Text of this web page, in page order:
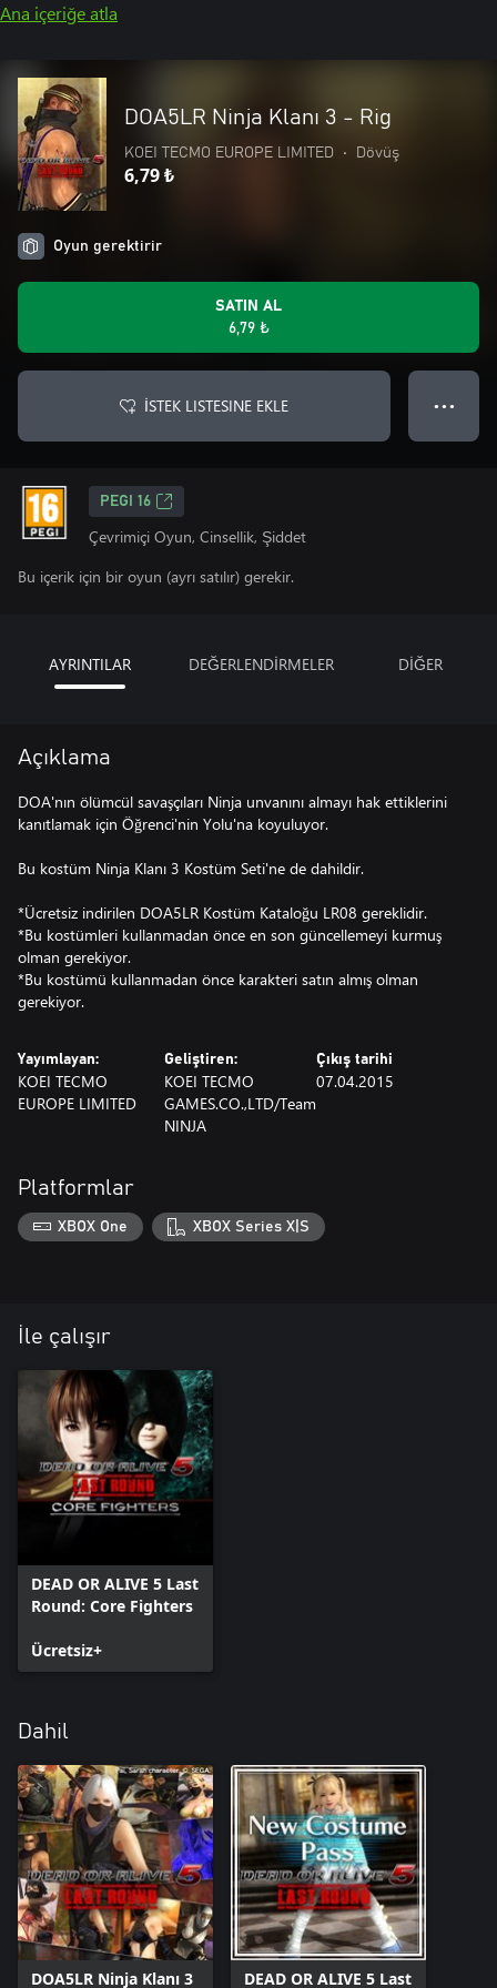
Ana içeriğe atla
DOA5LR Ninja Klanı 3 - Rig
KOEI TECMO EUROPE LIMITED • Dövüş
6,79 ₺
Oyun gerektirir
SATIN AL
6,79 ₺
İSTEK LISTESINE EKLE ● ● ●
PEGI 16
Çevrimiçi Oyun, Cinsellik, Şiddet
Bu içerik için bir oyun (ayrı satılır) gerekir.
AYRINTILAR DEĞERLENDİRMELER DİĞER
Açıklama
DOA'nın ölümcül savaşçıları Ninja unvanını almayı hak ettiklerini
kanıtlamak için Öğrenci'nin Yolu'na koyuluyor.
Bu kostüm Ninja Klanı 3 Kostüm Seti'ne de dahildir.
*Ücretsiz indirilen DOA5LR Kostüm Kataloğu LR08 gereklidir.
*Bu kostümleri kullanmadan önce en son güncellemeyi kurmuş
olman gerekiyor.
*Bu kostümü kullanmadan önce karakteri satın almış olman
gerekiyor.
Yayımlayan:
KOEI TECMO
EUROPE LIMITED
Geliştiren:
KOEI TECMO
GAMES.CO.,LTD/Team
NINJA
Çıkış tarihi
07.04.2015
Platformlar
XBOX One XBOX Series X|S
İle çalışır
DEAD OR ALIVE 5 Last
Round: Core Fighters
Ücretsiz+
Dahil
DOA5LR Ninja Klanı 3 DEAD OR ALIVE 5 Last